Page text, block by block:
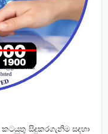
කටයුතු සිදුකරගැනිම සදහා